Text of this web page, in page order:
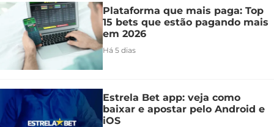
Plataforma que mais paga: Top
15 bets que estão pagando mais
em 2026
Há 5 dias
Estrela Bet app: veja como
baixar e apostar pelo Android e
iOS